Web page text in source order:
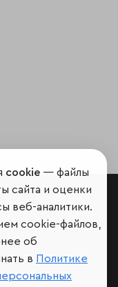
cookie — файлы
сайта и оценки
веб-аналитики.
cookie-файлов,
об
в Политике